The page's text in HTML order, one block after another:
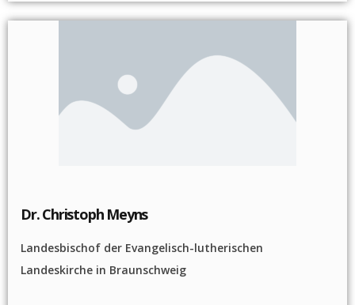
Dr. Christoph Meyns
Landesbischof der Evangelisch-lutherischen
Landeskirche in Braunschweig